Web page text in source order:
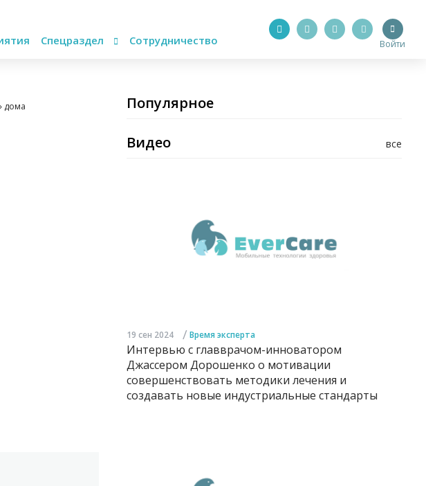
Спецраздел Сотрудничество Войти
дома Популярное
все
Видео
19 сен 2024 / Время эксперта
Интервью с главврачом-инноватором
Джассером Дорошенко о мотивации
совершенствовать методики лечения и
создавать новые индустриальные стандарты